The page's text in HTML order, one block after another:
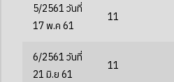
5/2561 วันที่
17 พ.ค 61
11
6/2561 วันที่
21 มิ.ย 61
11